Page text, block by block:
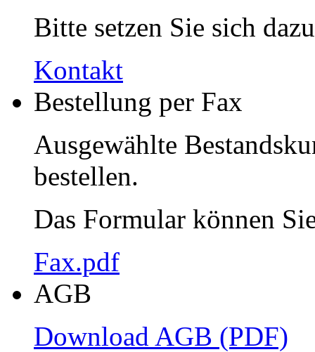
Bitte setzen Sie sich
Kontakt
Bestellung per Fax
Ausgewählte
bestellen.
Das Formular können
Fax.pdf
AGB
Download AGB (PDF)